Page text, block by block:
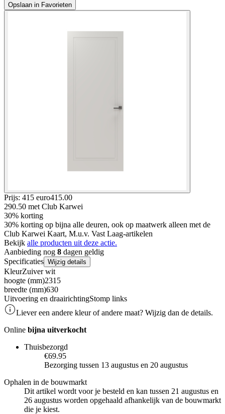
Opslaan in Favorieten
Prijs: 415 euro415.00
290.50 met Club Karwei
30% korting
30% korting op bijna alle deuren, ook op maatwerk alleen met de
Club Karwei Kaart, M.u.v. Vast Laag-artikelen
Bekijk alle producten uit deze actie.
Aanbieding nog 8 dagen geldig
Specificaties Wijzig details
KleurZuiver wit
hoogte (mm)2315
breedte (mm)630
Uitvoering en draairichtingStomp links
Liever een andere kleur of andere maat? Wijzig dan de details.
Online bijna uitverkocht
Thuisbezorgd
€69.95
Bezorging tussen 13 augustus en 20 augustus
Ophalen in de bouwmarkt
Dit artikel wordt voor je besteld en kan tussen 21 augustus en
26 augustus worden opgehaald afhankelijk van de bouwmarkt
die je kiest.